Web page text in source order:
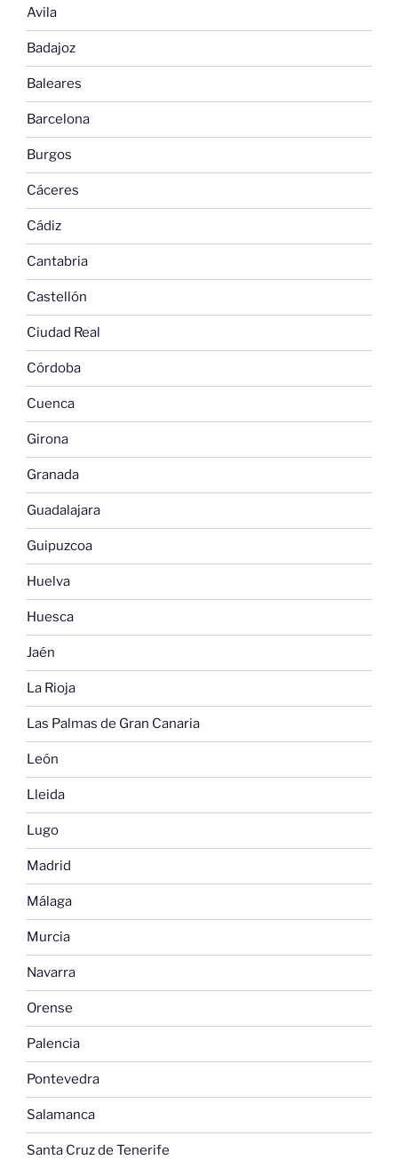
Avila
Badajoz
Baleares
Barcelona
Burgos
Cáceres
Cádiz
Cantabria
Castellón
Ciudad Real
Córdoba
Cuenca
Girona
Granada
Guadalajara
Guipuzcoa
Huelva
Huesca
Jaén
La Rioja
Las Palmas de Gran Canaria
León
Lleida
Lugo
Madrid
Málaga
Murcia
Navarra
Orense
Palencia
Pontevedra
Salamanca
Santa Cruz de Tenerife